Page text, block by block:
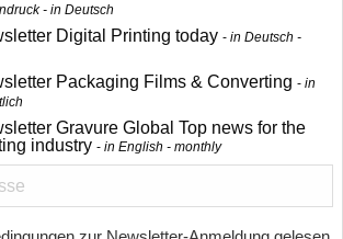
- in Deutsch
Digital Printing today
in Deutsch -
Packaging Films & Converting
in
Gravure Global Top news for the
industry
in English - monthly